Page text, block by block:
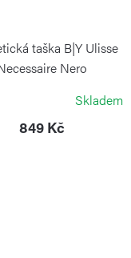
taška B|Y Ulisse
Nero
Skladem
849 Kč